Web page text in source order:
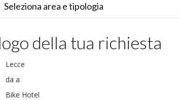
Seleziona area e tipologia
della tua richiesta
Lecce
da a
Bike Hotel